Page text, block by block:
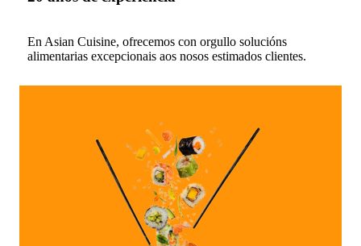
En Asian Cuisine, ofrecemos con orgullo solucións
alimentarias excepcionais aos nosos estimados clientes.